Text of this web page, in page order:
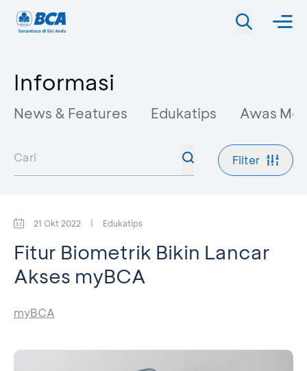
Informasi
News & Features Edukatips Awas
Filter
21 Okt 2022 | Edukatips
Fitur Biometrik Bikin Lancar
Akses myBCA
myBCA